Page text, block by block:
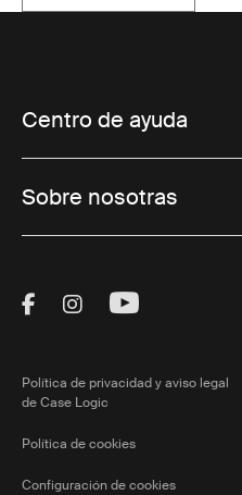
Centro de ayuda
Sobre nosotras
Visit Thule on
Visit Thule on
Visit
Política de privacidad y aviso legal
de Case Logic
Política de cookies
Configuración de cookies